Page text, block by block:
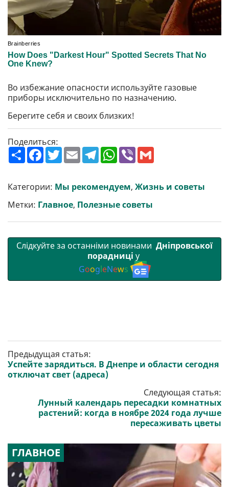
Во избежание опасности используйте газовые
приборы исключительно по назначению.
Берегите себя и своих близких!
Поделиться:
П
о
р
и
т
и
F
a
b
o
o
k
T
w
t
e
r
E
m
l
T
e
g
r
a
m
W
h
s
A
p
p
V
r l
Категории: Мы рекомендуем, Жизнь и советы
Метки: Главное, Полезные советы
Слідкуйте за останніми новинами Дніпровської
порадниці у
GoogleNews
Предыдущая статья:
Успейте зарядиться. В Днепре и области сегодня
отключат свет (адреса)
Следующая статья:
Лунный календарь пересадки комнатных
растений: когда в ноябре 2024 года лучше
пересаживать цветы
ГЛАВНОЕ